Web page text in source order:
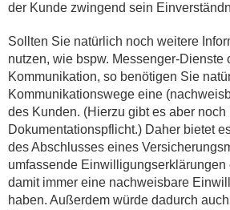
der Kunde zwingend sein
Sollten Sie natürlich noch weitere
nutzen, wie bspw. Messenger-Dienste
Kommunikation, so benötigen Sie
Kommunikationswege eine
des Kunden. (Hierzu gibt es aber
Dokumentationspflicht.) Daher bietet
des Abschlusses eines
umfassende Einwilligungserklärungen
damit immer eine nachweisbare
haben. Außerdem würde dadurch